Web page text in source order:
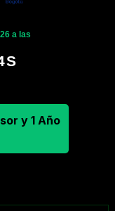
a las
y 1 Año